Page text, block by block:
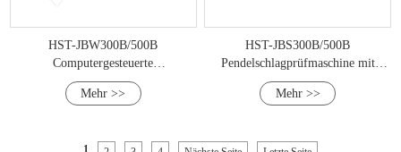
HST-JBW300B/500B
Computergesteuerte
Pendelschlagprüfmaschine
(300J/500J)
Mehr >>
HST-JBS300B/500B
Pendelschlagprüfmaschine mit
Digitalanzeige (300J/500J)
Mehr >>
1